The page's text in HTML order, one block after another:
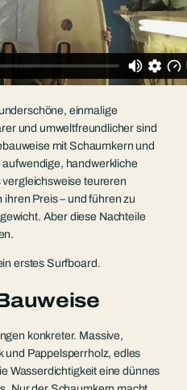
einmalige
und umweltfreundlicher sind
mit Schaumkern und
handwerkliche
teureren
Preis – und führen zu
Aber diese Nachteile
erstes Surfboard.
konkreter. Massive,
und Pappelsperrholz, edles
Wasserdichtigkeit eine dünnes